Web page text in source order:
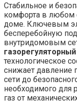
Стабильное и
комфорта в любом
доме. Ключевым
бесперебойную
внутридомовым
газорегуляторный
технологическое
снижает давление
сети до
необходимого для
газ от